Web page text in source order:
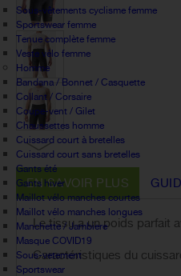
Sous-vêtements cyclisme femme
Sportswear femme
Tenue complète femme
Veste vélo femme
Homme
Bandana / Bonnet / Casquette
Collant / Corsaire
Coupe-vent / Gilet
Chaussettes homme
Cuissard court à bretelles
Cuissard court sans bretelles
Gants été
Gants hiver
Maillot vélo manches courtes
Maillot vélo manches longues
Manchette / Jambiere
Masque COVID19
Sous-vetement
Sportswear
EN SAVOIR PLUS
Le tissu a un poids parfait
Caractéristiques du